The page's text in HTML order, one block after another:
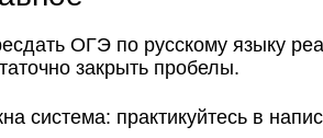
по этим темам
ОГЭ по русскому языку
закрыть пробелы.
система: практикуйтесь в